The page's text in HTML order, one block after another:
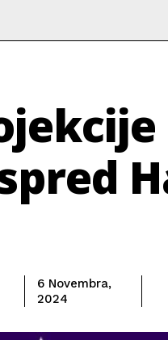
6 Novembra,
2024